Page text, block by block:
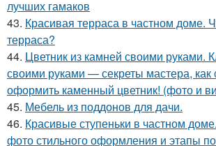
лучших гамаков
43. Красивая терраса в частном доме.
терраса?
44. Цветник из камней своими руками.
своими руками — секреты мастера, как
оформить каменный цветник! (фото и
45. Мебель из поддонов для дачи.
46. Красивые ступеньки в частном
фото стильного оформления и этапы